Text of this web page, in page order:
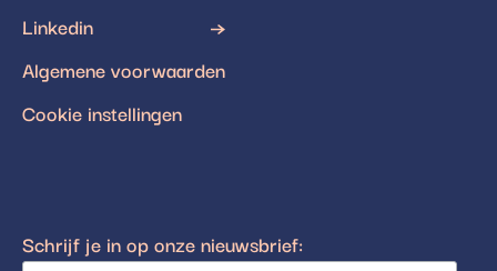
Linkedin
Algemene voorwaarden
Cookie instellingen
Schrijf je in op onze nieuwsbrief: